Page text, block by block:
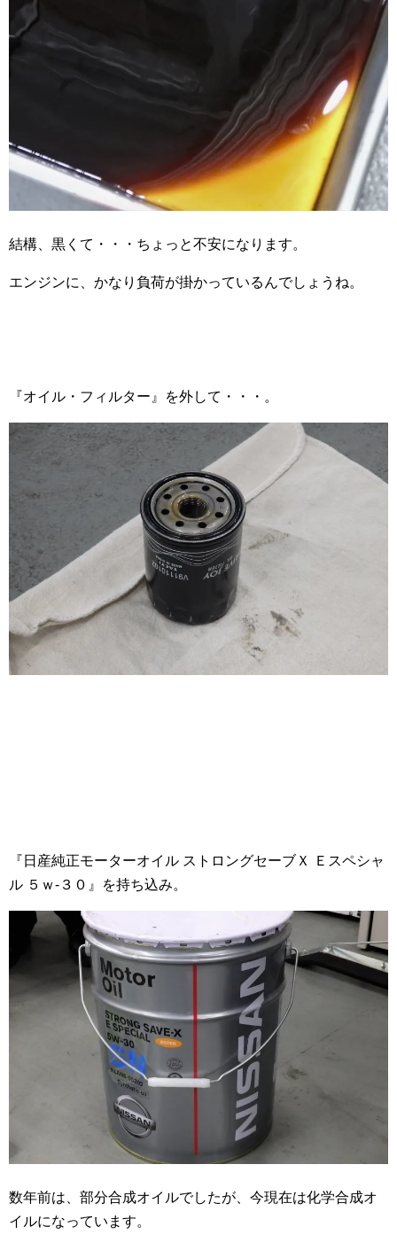
結構、黒くて・・・ちょっと不安になります。
エンジンに、かなり負荷が掛かっているんでしょうね。
『オイル・フィルター』を外して・・・。
『日産純正モーターオイル ストロングセーブＸ Ｅスペシャ
ル ５ｗ-３０』を持ち込み。
数年前は、部分合成オイルでしたが、今現在は化学合成オ
イルになっています。